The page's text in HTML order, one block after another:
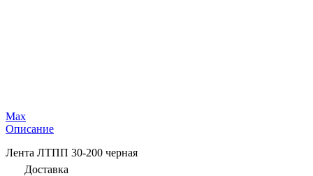
Max
Описание
Лента ЛТПП 30-200 черная
Доставка